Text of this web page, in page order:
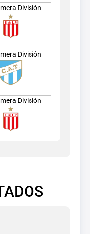
División
División
División